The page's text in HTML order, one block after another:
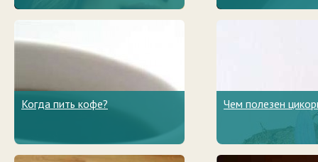
Когда пить кофе? Чем полезен